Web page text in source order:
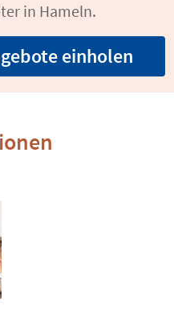
in Hameln.
einholen